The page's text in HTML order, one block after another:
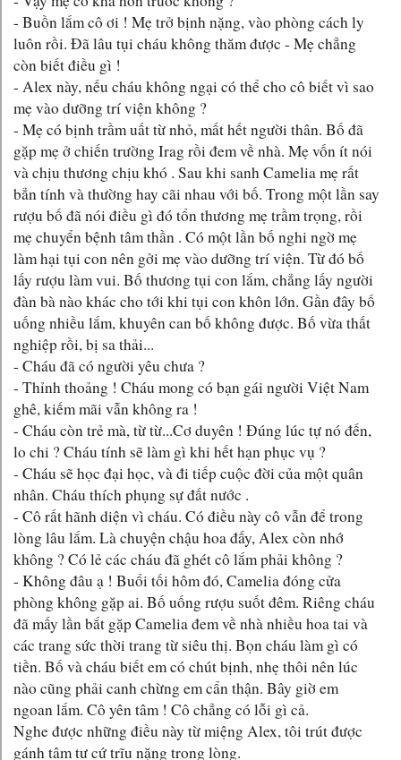
- Buồn lắm cô ơi ! Mẹ trở bịnh nặng, vào phòng cách ly
luôn rồi. Đã lâu tụi cháu không thăm được - Mẹ chẳng
còn biết điều gì !
- Alex này, nếu cháu không ngại có thể cho cô biết vì sao
mẹ vào dưỡng trí viện không ?
- Mẹ có bịnh trầm uất từ nhỏ, mất hết người thân. Bố đã
gặp mẹ ở chiến trường Irag rồi đem về nhà. Mẹ vốn ít nói
và chịu thương chịu khó . Sau khi sanh Camelia mẹ rất
bẳn tính và thường hay cãi nhau với bố. Trong một lần say
rượu bố đã nói điều gì đó tổn thương mẹ trầm trọng, rồi
mẹ chuyển bệnh tâm thần . Có một lần bố nghi ngờ mẹ
làm hại tụi con nên gởi mẹ vào dưỡng trí viện. Từ đó bố
lấy rượu làm vui. Bố thương tụi con lắm, chẳng lấy người
đàn bà nào khác cho tới khi tụi con khôn lớn. Gần đây bố
uống nhiều lắm, khuyên can bố không được. Bố vừa thất
nghiệp rồi, bị sa thải...
- Cháu đã có người yêu chưa ?
- Thỉnh thoảng ! Cháu mong có bạn gái người Việt Nam
ghê, kiếm mãi vẫn không ra !
- Cháu còn trẻ mà, từ từ...Cơ duyên ! Đúng lúc tự nó đến,
lo chi ? Cháu tính sẽ làm gì khi hết hạn phục vụ ?
- Cháu sẽ học đại học, và đi tiếp cuộc đời của một quân
nhân. Cháu thích phụng sự đất nước .
- Cô rất hãnh diện vì cháu. Có điều này cô vẫn để trong
lòng lâu lắm. Là chuyện chậu hoa đấy, Alex còn nhớ
không ? Có lẻ các cháu đã ghét cô lắm phải không ?
- Không đâu ạ ! Buổi tối hôm đó, Camelia đóng cửa
phòng không gặp ai. Bố uống rượu suốt đêm. Riêng cháu
đã mấy lần bắt gặp Camelia đem về nhà nhiều hoa tai và
các trang sức thời trang từ siêu thị. Bọn cháu làm gì có
tiền. Bố và cháu biết em có chút bịnh, nhẹ thôi nên lúc
nào cũng phải canh chừng em cẩn thận. Bây giờ em
ngoan lắm. Cô yên tâm ! Cô chẳng có lỗi gì cả.
Nghe được những điều này từ miệng Alex, tôi trút được
gánh tâm tư cứ trĩu nặng trong lòng.